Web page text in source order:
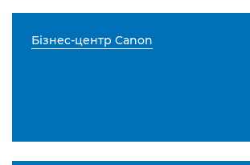
Бізнес-центр Canon